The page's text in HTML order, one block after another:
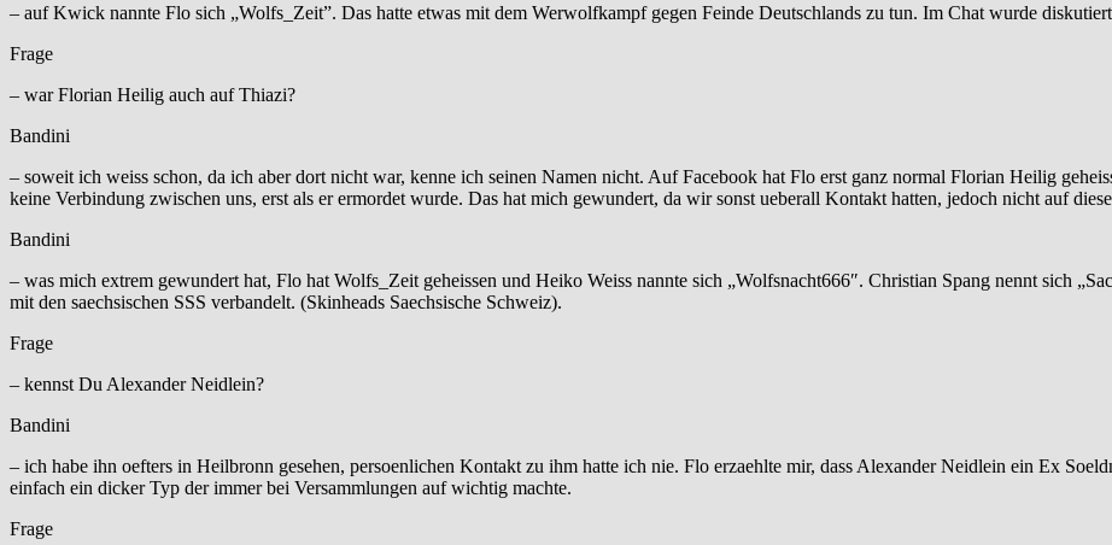
– auf Kwick nannte Flo sich „Wolfs_Zeit”. Das hatte etwas mit dem Werwolfkampf gegen Feinde Deutschlands zu tun. Im Chat wurde
Frage
– war Florian Heilig auch auf Thiazi?
Bandini
– soweit ich weiss schon, da ich aber dort nicht war, kenne ich seinen Namen nicht. Auf Facebook hat Flo erst ganz normal Florian Heilig
keine Verbindung zwischen uns, erst als er ermordet wurde. Das hat mich gewundert, da wir sonst ueberall Kontakt hatten, jedoch nicht auf
Bandini
– was mich extrem gewundert hat, Flo hat Wolfs_Zeit geheissen und Heiko Weiss nannte sich „Wolfsnacht666″. Christian Spang nennt sich
mit den saechsischen SSS verbandelt. (Skinheads Saechsische Schweiz).
Frage
– kennst Du Alexander Neidlein?
Bandini
– ich habe ihn oefters in Heilbronn gesehen, persoenlichen Kontakt zu ihm hatte ich nie. Flo erzaehlte mir, dass Alexander Neidlein ein Ex
einfach ein dicker Typ der immer bei Versammlungen auf wichtig machte.
Frage